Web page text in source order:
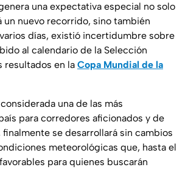
una expectativa especial no solo
un nuevo recorrido, sino también
días, existió incertidumbre sobre
al calendario de la Selección
resultados en la Copa Mundial de la
una de las más
para corredores aficionados y de
se desarrollará sin cambios
meteorológicas que, hasta el
para quienes buscarán